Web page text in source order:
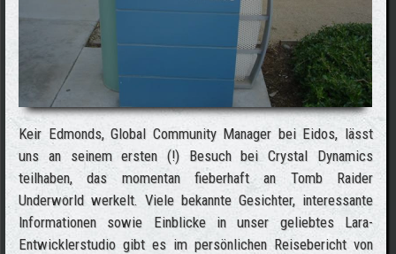
Keir Edmonds, Global Community Manager bei Eidos, lässt
uns an seinem ersten (!) Besuch bei Crystal Dynamics
teilhaben, das momentan fieberhaft an Tomb Raider
Underworld werkelt. Viele bekannte Gesichter, interessante
Informationen sowie Einblicke in unser geliebtes Lara-
Entwicklerstudio gibt es im persönlichen Reisebericht von